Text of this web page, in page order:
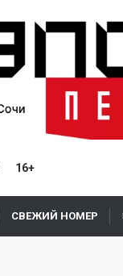
16+
СВЕЖИЙ НОМЕР